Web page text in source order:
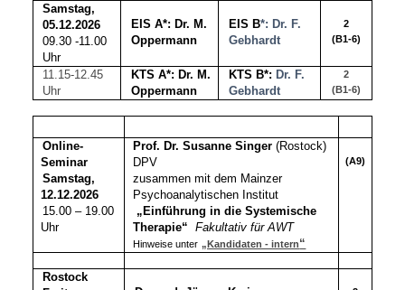
Samstag,
05.12.2026
09.30 -11.00
Uhr
EIS A*: Dr. M.
Oppermann
EIS B*: Dr. F.
Gebhardt
2
(B1-6)
11.15-12.45
Uhr
KTS A*: Dr. M.
Oppermann
KTS B*: Dr. F.
Gebhardt
2
(B1-6)
Online-
Seminar
Samstag,
12.12.2026
15.00 – 19.00
Uhr
Prof. Dr. Susanne Singer (Rostock)
DPV
zusammen mit dem Mainzer
Psychoanalytischen Institut
„Einführung in die Systemische
Therapie“Fakultativ für AWT
Hinweise unter „Kandidaten - intern“
(A9)
Rostock